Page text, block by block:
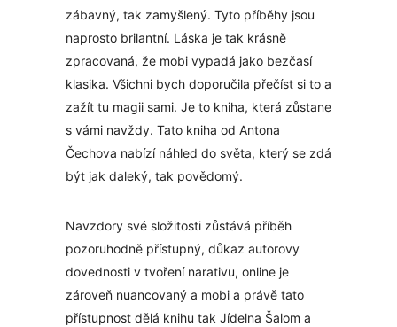
zábavný, tak zamyšlený. Tyto příběhy jsou
naprosto brilantní. Láska je tak krásně
zpracovaná, že mobi vypadá jako bezčasí
klasika. Všichni bych doporučila přečíst si to a
zažít tu magii sami. Je to kniha, která zůstane
s vámi navždy. Tato kniha od Antona
Čechova nabízí náhled do světa, který se zdá
být jak daleký, tak povědomý.
Navzdory své složitosti zůstává příběh
pozoruhodně přístupný, důkaz autorovy
dovednosti v tvoření narativu, online je
zároveň nuancovaný a mobi a právě tato
přístupnost dělá knihu tak Jídelna Šalom a